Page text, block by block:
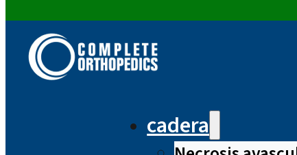
cadera